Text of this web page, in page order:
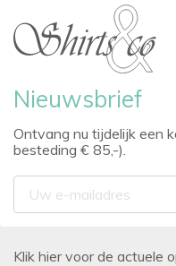
Nieuwsbrief
Ontvang nu tijdelijk een
besteding € 85,-).
Klik hier voor de actuele